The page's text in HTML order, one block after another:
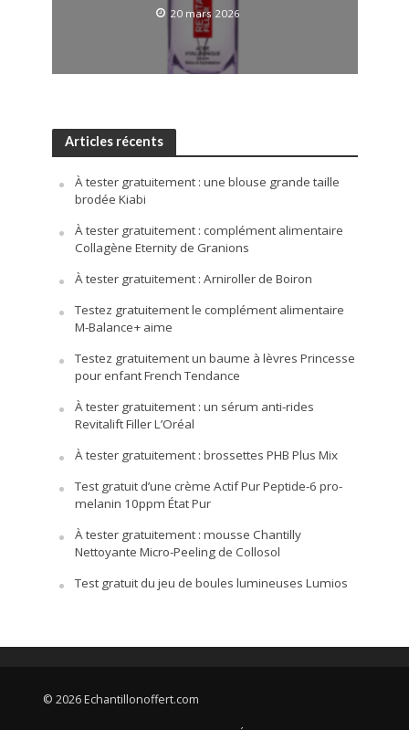
20 mars 2026
Articles récents
À tester gratuitement : une blouse grande taille
brodée Kiabi
À tester gratuitement : complément alimentaire
Collagène Eternity de Granions
À tester gratuitement : Arniroller de Boiron
Testez gratuitement le complément alimentaire
M-Balance+ aime
Testez gratuitement un baume à lèvres Princesse
pour enfant French Tendance
À tester gratuitement : un sérum anti-rides
Revitalift Filler L’Oréal
À tester gratuitement : brossettes PHB Plus Mix
Test gratuit d’une crème Actif Pur Peptide-6 pro-
melanin 10ppm État Pur
À tester gratuitement : mousse Chantilly
Nettoyante Micro-Peeling de Collosol
Test gratuit du jeu de boules lumineuses Lumios
© 2026 Echantillonoffert.com